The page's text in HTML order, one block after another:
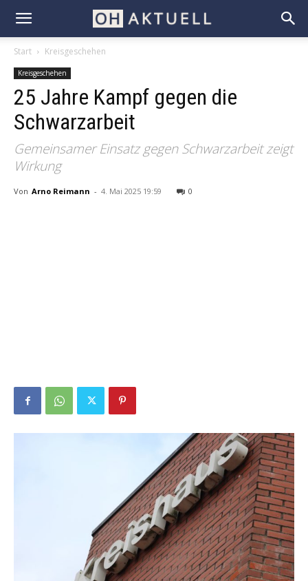
Start Kreisgeschehen
Kreisgeschehen
25 Jahre Kampf gegen die
Schwarzarbeit
Gemeinsamer Einsatz gegen Schwarzarbeit zeigt
Wirkung
Von Arno Reimann - 4. Mai 2025 19:59 0